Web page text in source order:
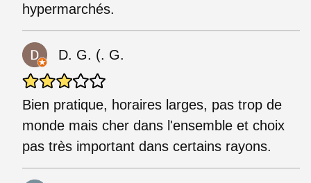
hypermarchés.
D. G. (. G.
Bien pratique, horaires larges, pas trop de
monde mais cher dans l'ensemble et choix
pas très important dans certains rayons.